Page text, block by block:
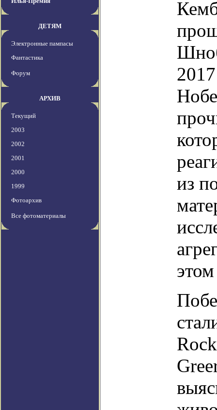
ДЕТЯМ
Электронные пампасы
Фантастика
Форум
АРХИВ
Текущий
2003
2002
2001
2000
1999
Фотоархив
Все фотоматериалы
из